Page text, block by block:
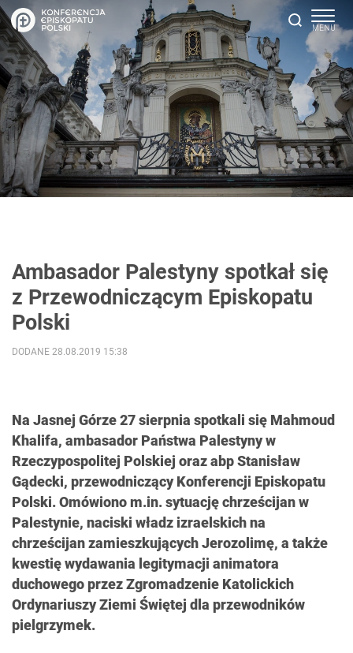
Ambasador Palestyny spotkał się
z Przewodniczącym Episkopatu
Polski
Na Jasnej Górze 27 sierpnia spotkali się Mahmoud
Khalifa, ambasador Państwa Palestyny w
Rzeczypospolitej Polskiej oraz abp Stanisław
Gądecki, przewodniczący Konferencji Episkopatu
Polski. Omówiono m.in. sytuację chrześcijan w
Palestynie, naciski władz izraelskich na
chrześcijan zamieszkujących Jerozolimę, a także
kwestię wydawania legitymacji animatora
duchowego przez Zgromadzenie Katolickich
Ordynariuszy Ziemi Świętej dla przewodników
pielgrzymek.
DODANE 28.08.2019 15:38